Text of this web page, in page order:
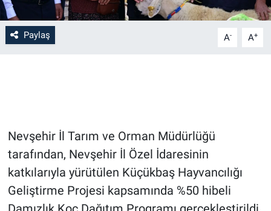
Paylaş A- A+
Nevşehir İl Tarım ve Orman Müdürlüğü
tarafından, Nevşehir İl Özel İdaresinin
katkılarıyla yürütülen Küçükbaş Hayvancılığı
Geliştirme Projesi kapsamında %50 hibeli
3.Sayfa
Röportaj
Kayseri
Niğde